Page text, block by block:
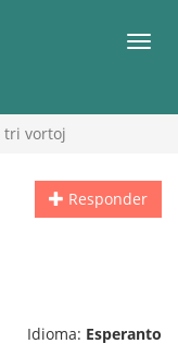
tri vortoj
Responder
Idioma: Esperanto